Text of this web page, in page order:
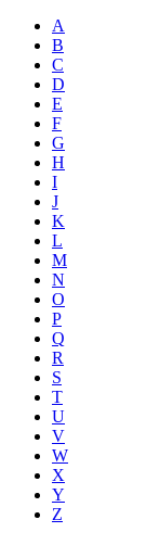
A
B
C
D
E
F
G
H
I
J
K
L
M
N
O
P
Q
R
S
T
U
V
W
X
Y
Z